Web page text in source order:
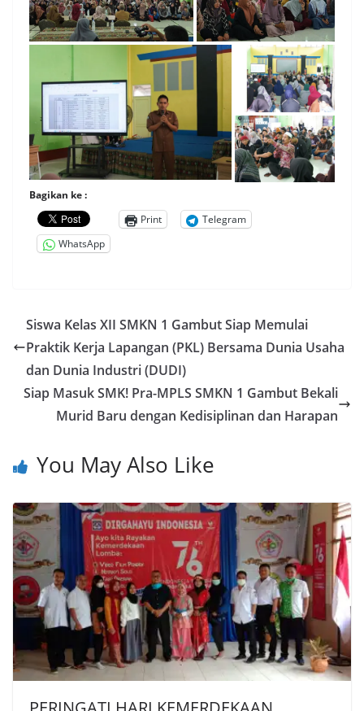
Bagikan ke :
Print
Telegram
WhatsApp
Siswa Kelas XII SMKN 1 Gambut Siap Memulai
Praktik Kerja Lapangan (PKL) Bersama Dunia Usaha
dan Dunia Industri (DUDI)
Siap Masuk SMK! Pra-MPLS SMKN 1 Gambut Bekali
Murid Baru dengan Kedisiplinan dan Harapan
You May Also Like